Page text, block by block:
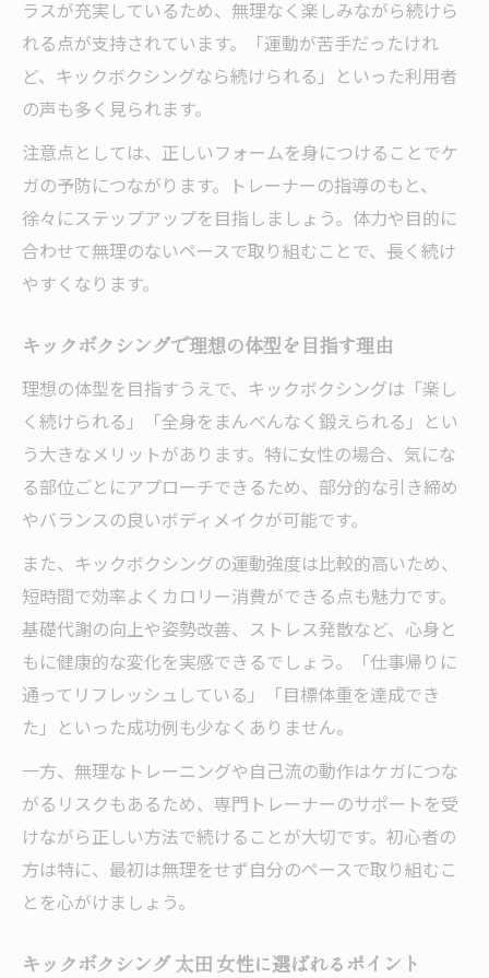
ラスが充実しているため、無理なく楽しみながら続けら
れる点が支持されています。「運動が苦手だったけれ
ど、キックボクシングなら続けられる」といった利用者
の声も多く見られます。
注意点としては、正しいフォームを身につけることでケ
ガの予防につながります。トレーナーの指導のもと、
徐々にステップアップを目指しましょう。体力や目的に
合わせて無理のないペースで取り組むことで、長く続け
やすくなります。
キックボクシングで理想の体型を目指す理由
理想の体型を目指すうえで、キックボクシングは「楽し
く続けられる」「全身をまんべんなく鍛えられる」とい
う大きなメリットがあります。特に女性の場合、気にな
る部位ごとにアプローチできるため、部分的な引き締め
やバランスの良いボディメイクが可能です。
また、キックボクシングの運動強度は比較的高いため、
短時間で効率よくカロリー消費ができる点も魅力です。
基礎代謝の向上や姿勢改善、ストレス発散など、心身と
もに健康的な変化を実感できるでしょう。「仕事帰りに
通ってリフレッシュしている」「目標体重を達成でき
た」といった成功例も少なくありません。
一方、無理なトレーニングや自己流の動作はケガにつな
がるリスクもあるため、専門トレーナーのサポートを受
けながら正しい方法で続けることが大切です。初心者の
方は特に、最初は無理をせず自分のペースで取り組むこ
とを心がけましょう。
キックボクシング 太田 女性に選ばれるポイント